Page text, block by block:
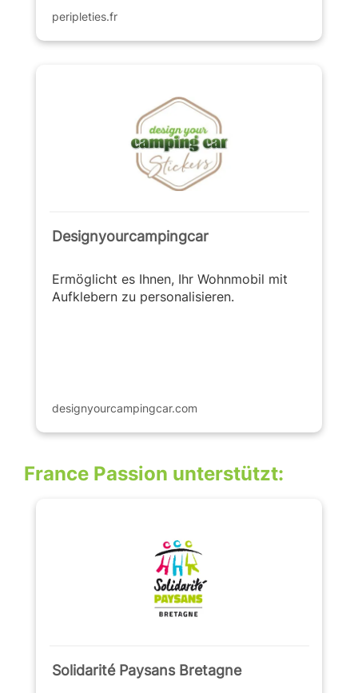
peripleties.fr
designyourcampingcar.com
Designyourcampingcar
Ermöglicht es Ihnen, Ihr Wohnmobil mit
Aufklebern zu personalisieren.
France Passion unterstützt:
Solidarité Paysans Bretagne